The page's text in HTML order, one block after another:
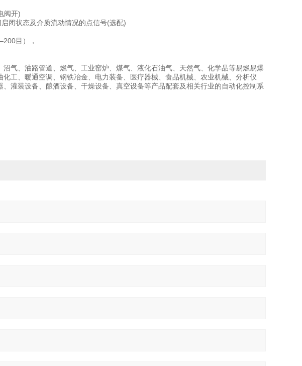
阀开)
闭状态及介质流动情况的点信号(选配)
目），
气、油路管道、燃气、工业窑炉、煤气、液化石油气、天然气、化学品等易燃易爆
化工、暖通空调、钢铁冶金、电力装备、医疗器械、食品机械、农业机械、分析仪
灌装设备、酿酒设备、干燥设备、真空设备等产品配套及相关行业的自动化控制系